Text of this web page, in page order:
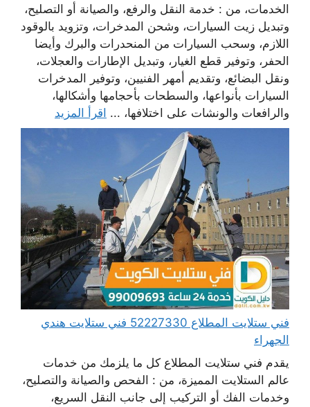
الخدمات، من : خدمة النقل والرفع، والصيانة أو التصليح،
وتبديل زيت السيارات، وشحن المدخرات، وتزويد بالوقود
اللازم، وسحب السيارات من المنحدرات والبرك وأيضا
الحفر، وتوفير قطع الغيار، وتبديل الإطارات والعجلات،
ونقل البضائع، وتقديم أمهر الفنيين، وتوفير المدخرات
السيارات بأنواعها، والسطحات بأحجامها وأشكالها،
والرافعات والونشات على اختلافها، ... اقرأ المزيد
فني ستلايت المطلاع 52227330 فني ستلايت هندي
الجهراء
يقدم فني ستلايت المطلاع كل ما يلزمك من خدمات
عالم الستلايت المميزة، من : الفحص والصيانة والتصليح،
وخدمات الفك أو التركيب إلى جانب النقل السريع،